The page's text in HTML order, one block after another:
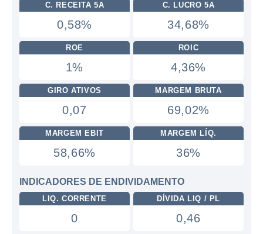
C. RECEITA 5A
0,58%
C. LUCRO 5A
34,68%
ROE
1%
ROIC
4,36%
GIRO ATIVOS
0,07
MARGEM BRUTA
69,02%
MARGEM EBIT
58,66%
MARGEM LÍQ.
36%
INDICADORES DE ENDIVIDAMENTO
LIQ. CORRENTE
0
DÍVIDA LIQ / PL
0,46